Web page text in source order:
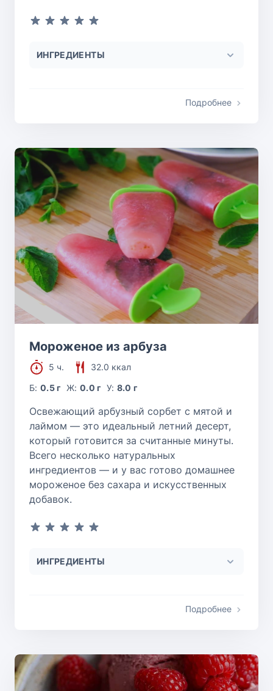
ИНГРЕДИЕНТЫ
Подробнее
Мороженое из арбуза
5 ч.
32.0 ккал
Б:0.5 г Ж: 0.0 г У: 8.0 г
Освежающий арбузный сорбет с мятой и
лаймом — это идеальный летний десерт,
который готовится за считанные минуты.
Всего несколько натуральных
ингредиентов — и у вас готово домашнее
мороженое без сахара и искусственных
добавок.
ИНГРЕДИЕНТЫ
Подробнее